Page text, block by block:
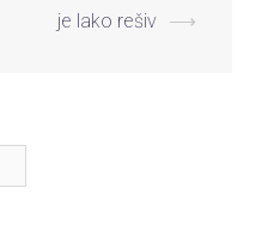
je lako rešiv ⟶